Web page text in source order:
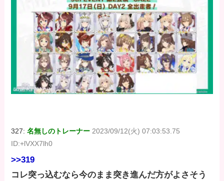
327:名無しのトレーナー 2023/09/12(火) 07:03:53.75
ID:+lVXX7lh0
>>319
コレ突っ込むなら今のまま突き進んだ方がよさそう